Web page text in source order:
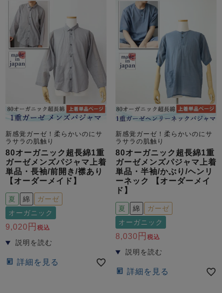
新感覚ガーゼ！柔らかいのにサ
ラサラの肌触り
80オーガニック超長綿1重
ガーゼメンズパジャマ上着
単品・長袖/前開き/襟あり
【オーダーメイド】
夏 綿
ガーゼ
オーガニック
9,020 税込
詳細を見る
新感覚ガーゼ！柔らかいのにサ
ラサラの肌触り
80オーガニック超長綿1重
ガーゼメンズパジャマ上着
単品・半袖/かぶり/ヘンリ
ーネック 【オーダーメイ
ド】
夏 綿
ガーゼ
オーガニック
8,030 税込
詳細を見る